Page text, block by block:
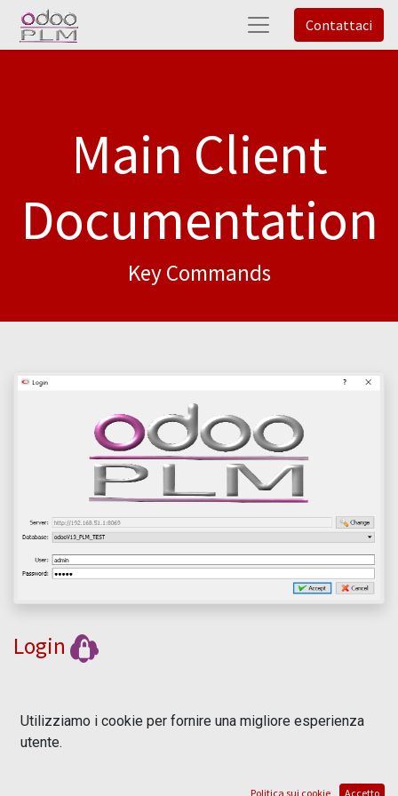
Contattaci
Main Client
Documentation
Key Commands
Login
Utilizziamo i cookie per fornire una migliore esperienza
utente.
Politica sui cookie Accetto